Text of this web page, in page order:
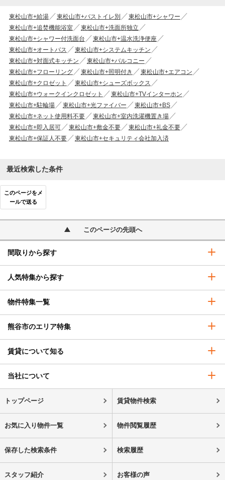
東松山市+給湯 東松山市+バストイレ別
東松山市+シャワー
東松山市+追焚機能浴室
東松山市+洗面所独立
東松山市+シャワー付洗面台
東松山市+温水洗浄便座
東松山市+オートバス
東松山市+システムキッチン
東松山市+対面式キッチン
東松山市+バルコニー
東松山市+フローリング
東松山市+照明付き
東松山市+エアコン
東松山市+クロゼット
東松山市+シューズボックス
東松山市+ウォークインクロゼット
東松山市+TVインターホン
東松山市+駐輪場
東松山市+光ファイバー
東松山市+BS
東松山市+ネット使用料不要
東松山市+室内洗濯機置き場
東松山市+即入居可
東松山市+敷金不要
東松山市+礼金不要
東松山市+保証人不要
東松山市+セキュリティ会社加入済
最近検索した条件
このページをメ
ールで送る
このページの先頭へ
間取りから探す
人気特集から探す
物件特集一覧
熊谷市のエリア特集
賃貸について知る
当社について
トップページ 賃貸物件検索
お気に入り物件一覧 物件閲覧履歴
保存した検索条件 検索履歴
スタッフ紹介 お客様の声